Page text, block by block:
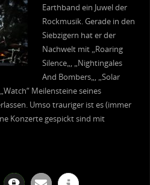
Earthband ein Juwel der
Rockmusik. Gerade in den
Siebzigern hat er der
Nachwelt mit „Roaring
Silence„, „Nightingales
And Bombers„, „Solar
Meilensteine seines
Umso trauriger ist es (immer
Konzerte gespickt sind mit